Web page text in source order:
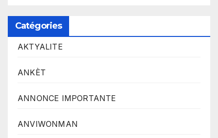
Catégories
AKTYALITE
ANKÈT
ANNONCE IMPORTANTE
ANVIWONMAN